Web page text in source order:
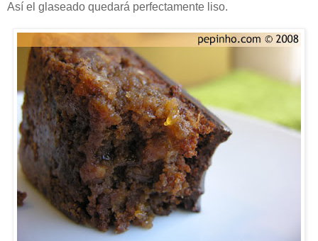
Así el glaseado quedará perfectamente liso.